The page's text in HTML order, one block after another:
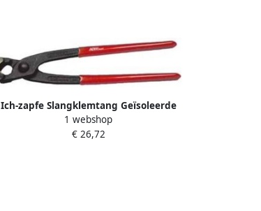
Ich-zapfe Slangklemtang Geïsoleerde
handgrepen & veilige sluiting
1 webshop
€ 26,72